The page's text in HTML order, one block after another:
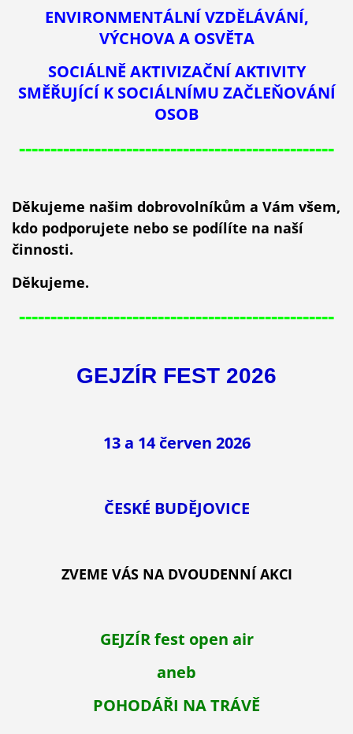
ENVIRONMENTÁLNÍ VZDĚLÁVÁNÍ,
VÝCHOVA A OSVĚTA
SOCIÁLNĚ AKTIVIZAČNÍ AKTIVITY
SMĚŘUJÍCÍ K SOCIÁLNÍMU ZAČLEŇOVÁNÍ
OSOB
--------------------------------------------------
Děkujeme našim dobrovolníkům a Vám všem,
kdo podporujete nebo se podílíte na naší
činnosti.
Děkujeme.
--------------------------------------------------
GEJZÍR FEST 2026
13 a 14 červen 2026
ČESKÉ BUDĚJOVICE
ZVEME VÁS NA DVOUDENNÍ AKCI
GEJZÍR fest open air
aneb
POHODÁŘI NA TRÁVĚ